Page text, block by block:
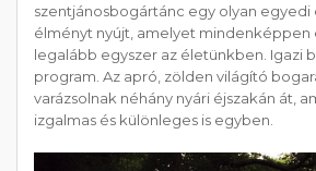
szentjánosbogártánc egy olyan
élményt nyújt, amelyet
legalább egyszer az életünkben. Igazi
program. Az apró, zölden világító
varázsolnak néhány nyári éjszakán át,
izgalmas és különleges is egyben.